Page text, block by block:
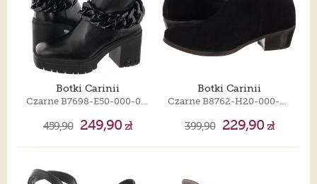
Botki Carinii
Czarne B7698-E50-000-000-E88
459,90 249,90zł
Botki Carinii
Czarne B8762-H20-000-000-D56
399,90 229,90zł